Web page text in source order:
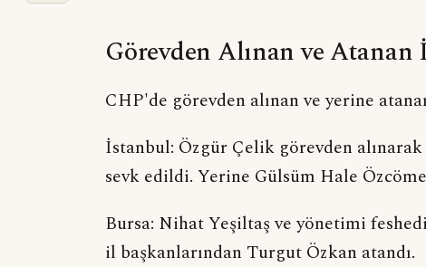
Görevden Alınan ve
CHP'de görevden alınan ve yerine
İstanbul: Özgür Çelik görevden
sevk edildi. Yerine Gülsüm Hale
Bursa: Nihat Yeşiltaş ve yönetimi
il başkanlarından Turgut Özkan atandı.